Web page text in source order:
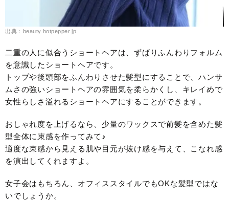
出典：beauty.hotpepper.jp
二重の人に似合うショートヘアは、ずばりふんわりフォルム
を意識したショートヘアです。
トップや後頭部をふんわりさせた髪型にすることで、ハンサ
ムさの強いショートヘアの雰囲気を柔らかくし、キレイめで
女性らしさ溢れるショートヘアにすることができます。
おしゃれ度を上げるなら、少量のワックスで前髪を含めた髪
型全体に束感を作ってみて♪
適度な束感から見える肌や目元が抜け感を与えて、こなれ感
を演出してくれますよ。
女子会はもちろん、オフィススタイルでもOKな髪型ではな
いでしょうか。